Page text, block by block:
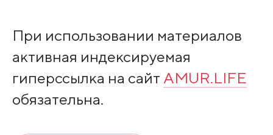
При использовании материалов
активная индексируемая
гиперссылка на сайт AMUR.LIFE
обязательна.